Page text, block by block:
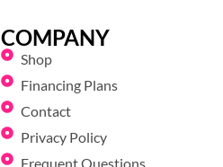
COMPANY
Shop
Financing Plans
Contact
Privacy Policy
Frequent Questions